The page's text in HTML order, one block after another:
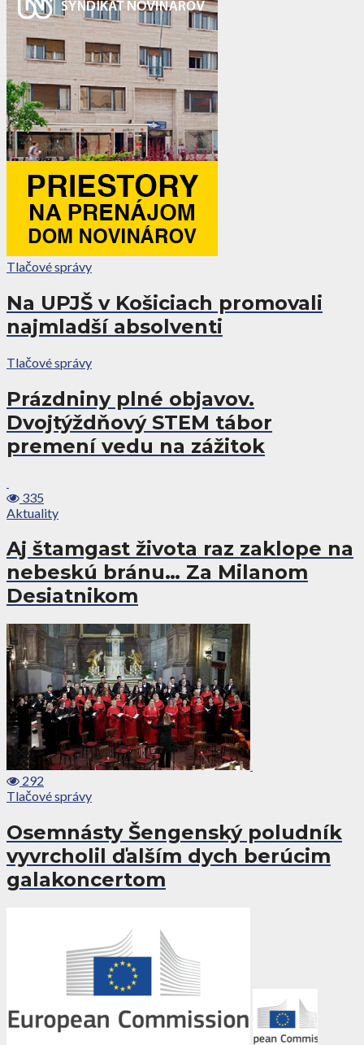
Tlačové správy
Na UPJŠ v Košiciach promovali
najmladší absolventi
Tlačové správy
Prázdniny plné objavov.
Dvojtýždňový STEM tábor
premení vedu na zážitok
335
Aktuality
Aj štamgast života raz zaklope na
nebeskú bránu… Za Milanom
Desiatnikom
292
Tlačové správy
Osemnásty Šengenský poludník
vyvrcholil ďalším dych berúcim
galakoncertom